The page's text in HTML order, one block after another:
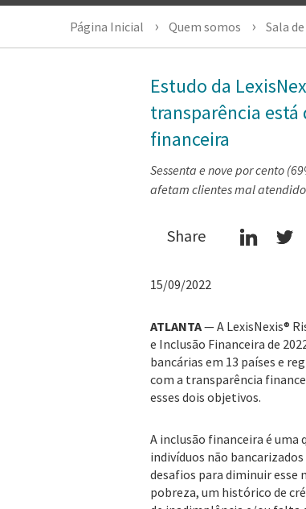
Página Inicial Quem somos Sala
Estudo da
transparência está
financeira
Sessenta e nove por cento
afetam clientes mal
Share
15/09/2022
ATLANTA— A LexisNexis®
e Inclusão Financeira de
bancárias em 13 países e
com a transparência
esses dois objetivos.
A inclusão financeira é uma
indivíduos não
desafios para diminuir
pobreza, um histórico de